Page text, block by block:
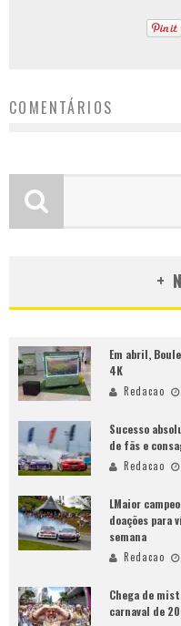
COMENTÁRIOS
+
Em abril,
4K
Redacao
Sucesso
de fãs e
Redacao
LMaior
doações para
semana
Redacao
Chega de
carnaval de